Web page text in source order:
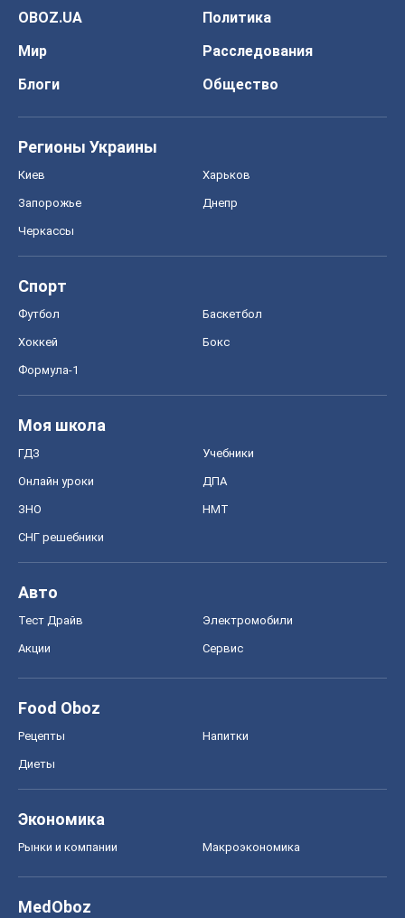
OBOZ.UA
Политика
Мир
Расследования
Блоги
Общество
Регионы Украины
Киев Харьков
Запорожье Днепр
Черкассы
Спорт
Футбол Баскетбол
Хоккей Бокс
Формула-1
Моя школа
ГДЗ Учебники
Онлайн уроки ДПА
ЗНО НМТ
СНГ решебники
Авто
Тест Драйв Электромобили
Акции Сервис
Food Oboz
Рецепты Напитки
Диеты
Экономика
Рынки и компании Mакроэкономика
MedOboz